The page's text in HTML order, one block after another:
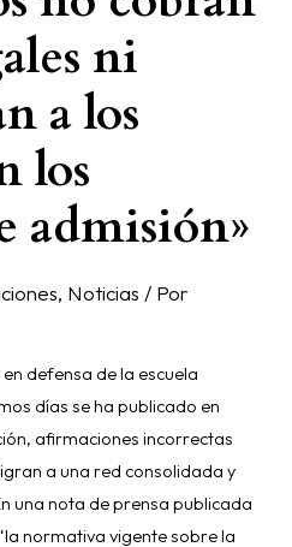
ni
a los
los
admisión»
, Noticias / Por
defensa de la escuela
días se ha publicado en
afirmaciones incorrectas
a una red consolidada y
una nota de prensa publicada
normativa vigente sobre la